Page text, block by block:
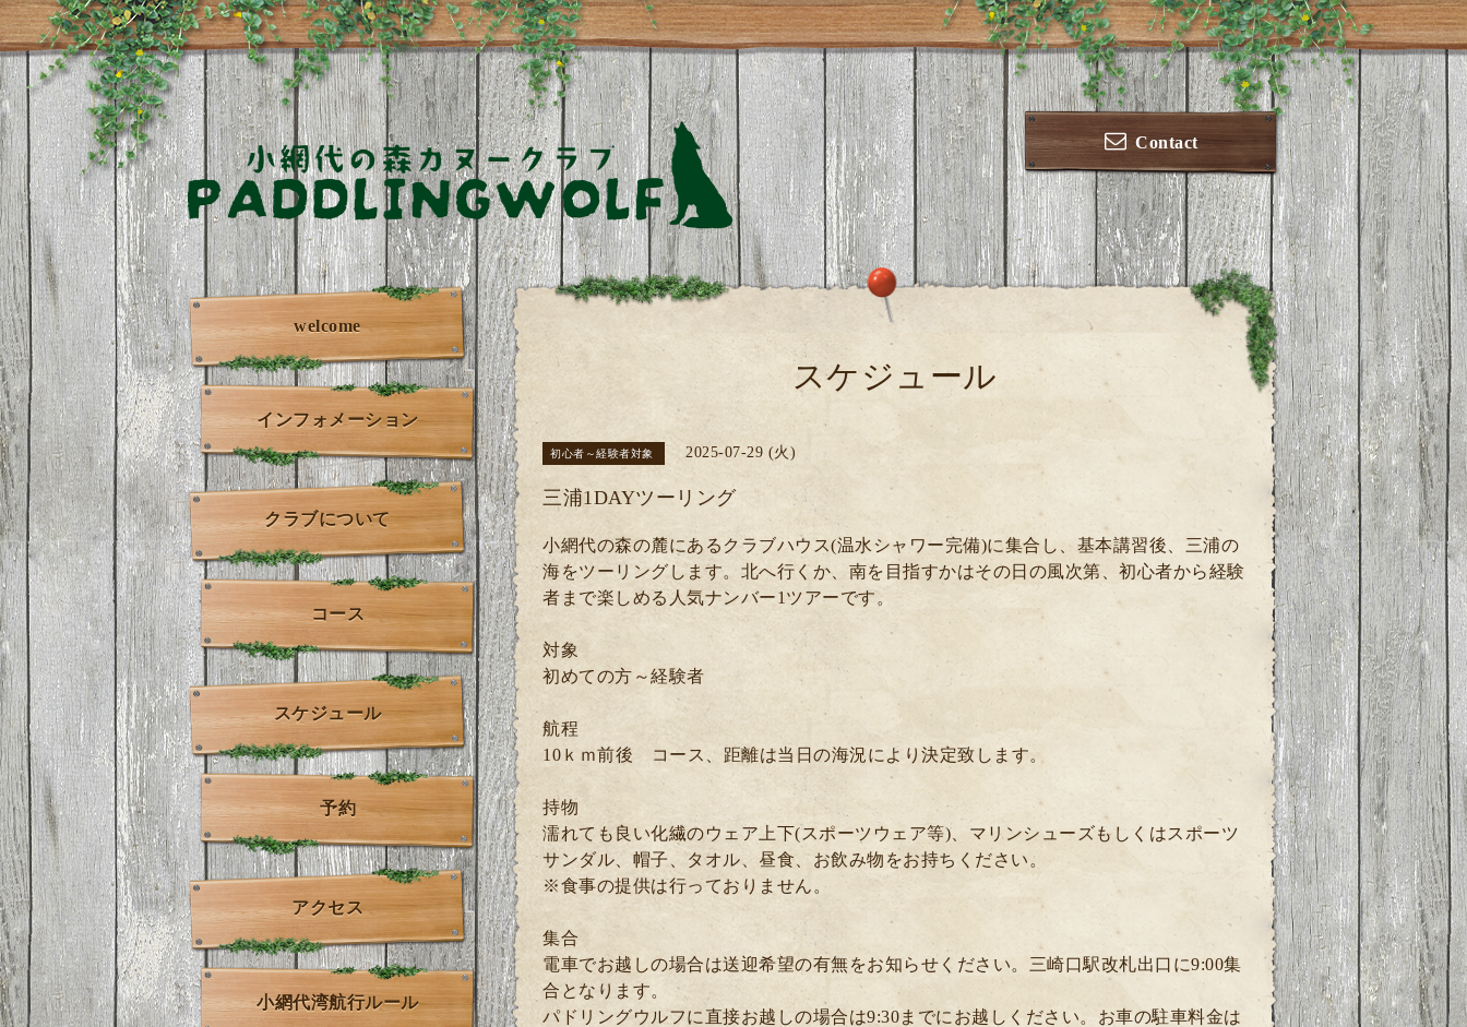
Contact
スケジュール
初心者～経験者対象 2025-07-29 (火)
三浦1DAYツーリング
小網代の森の麓にあるクラブハウス(温水シャワー完備)に集合し、基本講習後、三浦の
海をツーリングします。北へ行くか、南を目指すかはその日の風次第、初心者から経験
者まで楽しめる人気ナンバー1ツアーです。
対象
初めての方～経験者
航程
10ｋｍ前後 コース、距離は当日の海況により決定致します。
持物
濡れても良い化繊のウェア上下(スポーツウェア等)、マリンシューズもしくはスポーツ
サンダル、帽子、タオル、昼食、お飲み物をお持ちください。
※食事の提供は行っておりません。
集合
電車でお越しの場合は送迎希望の有無をお知らせください。三崎口駅改札出口に9:00集
合となります。
パドリングウルフに直接お越しの場合は9:30までにお越しください。お車の駐車料金は
welcome
インフォメーション
クラブについて
コース
スケジュール
予約
アクセス
小網代湾航行ルール